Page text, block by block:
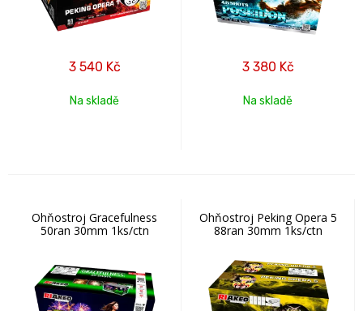
3 540 Kč
Na skladě
3 380 Kč
Na skladě
Ohňostroj Gracefulness
50ran 30mm 1ks/ctn
Ohňostroj Peking Opera 5
88ran 30mm 1ks/ctn